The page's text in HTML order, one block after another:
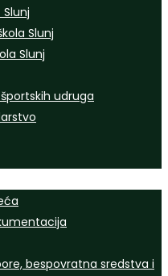
Slunj
Slunj
udruga
bespovratna sredstva i